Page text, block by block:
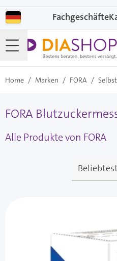
Fachgeschäfte
Home / Marken / FORA /
FORA
Alle Produkte von FORA